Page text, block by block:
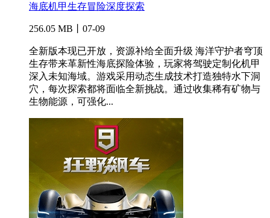
海底机甲生存冒险深度探索
256.05 MB丨07-09
全新版本现已开放，资源补给全面升级 海洋守护者穹顶
生存带来革新性海底探险体验，玩家将驾驶定制化机甲
深入未知海域。游戏采用动态生成技术打造独特水下洞
穴，每次探索都将面临全新挑战。通过收集稀有矿物与
生物能源，可强化...